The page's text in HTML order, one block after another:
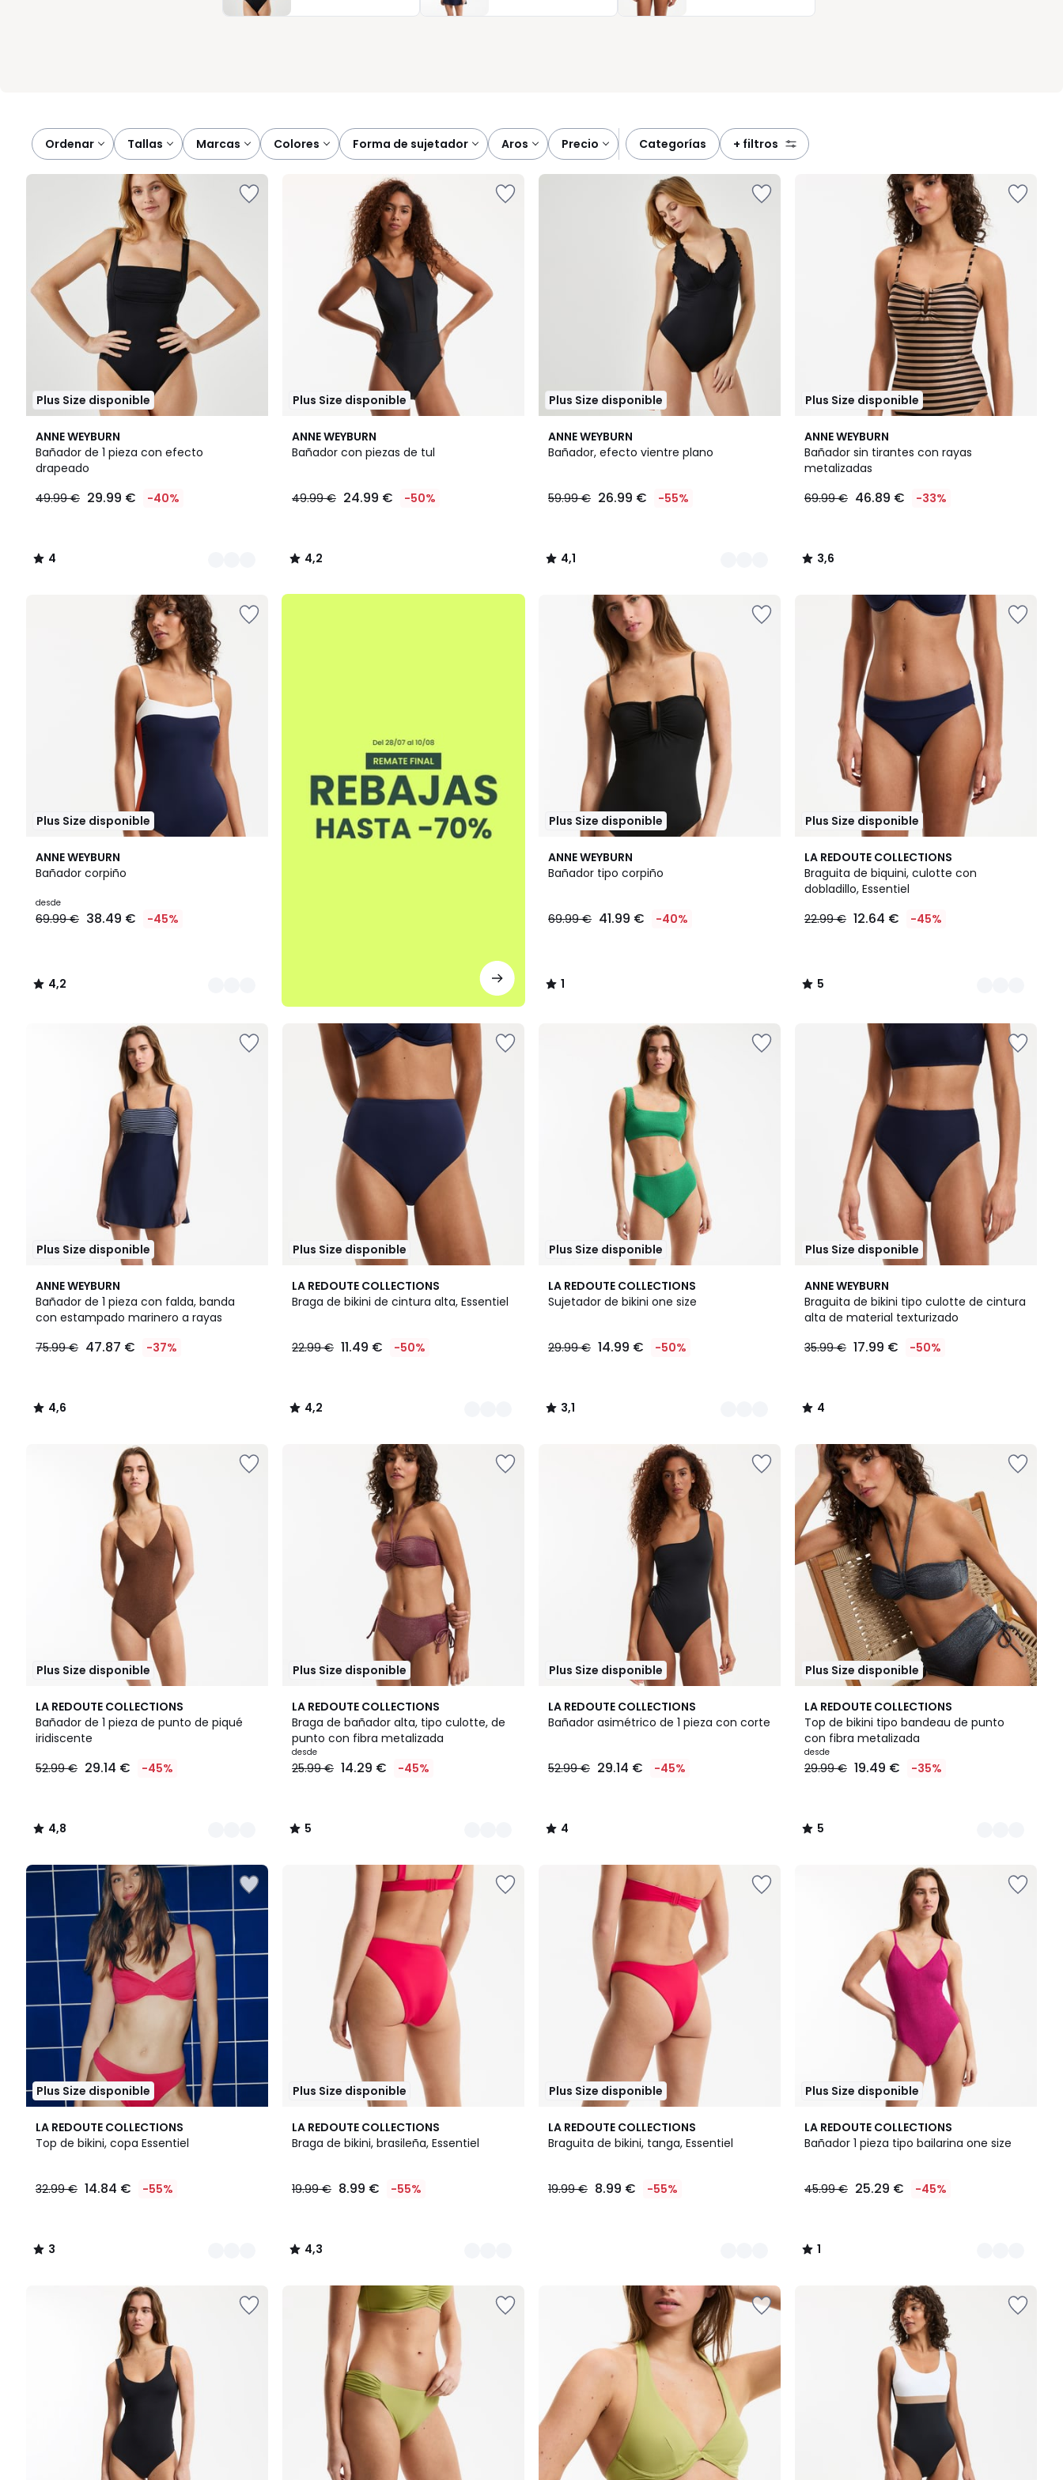
sienta segura y a gusto, lista para disfrutar del sol, del mar o de la piscina con total serenidad. Porque en La Redoute, el
Ordenar tallas marcas colores forma de sujetador aros precio categorías + filtros
Plus Size disponible
ANNE WEYBURN
Bañador de 1 pieza con efecto
drapeado
€
49.99
49.99 € 29.99 € -40%
4
/
5
3
Colores
4
/
Plus Size disponible
ANNE WEYBURN
Bañador con piezas de tul
49.99 € 24.99 € -50%
4,2
/ 5
4,2
/
Plus Size disponible
ANNE WEYBURN
Bañador, efecto vientre plano
59.99 € 26.99 € -55%
4,1
/ 5
2
Colores
4,1
/
Plus Size disponible
ANNE WEYBURN
Bañador sin tirantes con rayas
metalizadas
69.99 € 46.89 € -33%
3,6
/ 5
3,6
/
Plus Size disponible
ANNE WEYBURN
Bañador corpiño
desde
69.99 € 38.49 € -45%
4,2
/ 5
2
Colores
4,2
/
.
Plus Size disponible
ANNE WEYBURN
Bañador tipo corpiño
69.99 € 41.99 € -40%
1
/
1
/
Plus Size disponible
LA REDOUTE COLLECTIONS
Braguita de biquini, culotte con
dobladillo, Essentiel
22.99 € 12.64 € -45%
5
/
5
2
Colores
5
/
Plus Size disponible
ANNE WEYBURN
Bañador de 1 pieza con falda, banda
con estampado marinero a rayas
75.99 € 47.87 € -37%
4,6
/ 5
4,6
/
Plus Size disponible
LA REDOUTE COLLECTIONS
Braga de bikini de cintura alta, Essentiel
22.99 € 11.49 € -50%
4,2
/ 5
4
Colores
4,2
/
Plus Size disponible
LA REDOUTE COLLECTIONS
Sujetador de bikini one size
29.99 € 14.99 € -50%
3,1
/
2
Colores
3,1
/
Plus Size disponible
ANNE WEYBURN
Braguita de bikini tipo culotte de cintura
alta de material texturizado
35.99 € 17.99 € -50%
4
/
5
4
/
Plus Size disponible
LA REDOUTE COLLECTIONS
Bañador de 1 pieza de punto de piqué
iridiscente
52.99 € 29.14 € -45%
4,8
/ 5
2
Colores
4,8
/
Plus Size disponible
LA REDOUTE COLLECTIONS
Braga de bañador alta, tipo culotte, de
punto con fibra metalizada
desde
25.99 € 14.29 € -45%
5
/
5
2
Colores
5
/
Plus Size disponible
LA REDOUTE COLLECTIONS
Bañador asimétrico de 1 pieza con corte
52.99 € 29.14 € -45%
4
/
4
/
Plus Size disponible
LA REDOUTE COLLECTIONS
Top de bikini tipo bandeau de punto
con fibra metalizada
desde
29.99 € 19.49 € -35%
5
/
5
2
Colores
5
/
Plus Size disponible
LA REDOUTE COLLECTIONS
Top de bikini, copa Essentiel
32.99 € 14.84 € -55%
3
/
3
Colores
3
/
Plus Size disponible
LA REDOUTE COLLECTIONS
Braga de bikini, brasileña, Essentiel
19.99 € 8.99 € -55%
4,3
/ 5
2
Colores
4,3
/
Plus Size disponible
LA REDOUTE COLLECTIONS
Braguita de bikini, tanga, Essentiel
19.99 € 8.99 € -55%
2
Colores
Plus Size disponible
LA REDOUTE COLLECTIONS
Bañador 1 pieza tipo bailarina one size
45.99 € 25.29 € -45%
1
/
2
Colores
1
/